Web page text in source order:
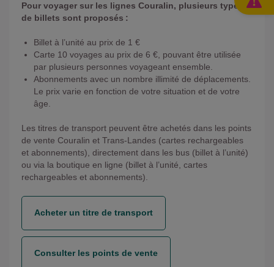
Pour voyager sur les lignes Couralin, plusieurs types
de billets sont proposés :
Billet à l’unité au prix de 1 €
Carte 10 voyages au prix de 6 €, pouvant être utilisée
par plusieurs personnes voyageant ensemble.
Abonnements avec un nombre illimité de déplacements.
Le prix varie en fonction de votre situation et de votre
âge.
Les titres de transport peuvent être achetés dans les points
de vente Couralin et Trans-Landes (cartes rechargeables
et abonnements), directement dans les bus (billet à l’unité)
ou via la boutique en ligne (billet à l’unité, cartes
rechargeables et abonnements).
Acheter un titre de transport
Consulter les points de vente